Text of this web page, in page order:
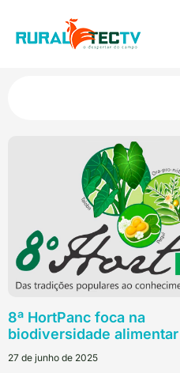
8ª HortPanc foca na
biodiversidade alimentar
27 de junho de 2025